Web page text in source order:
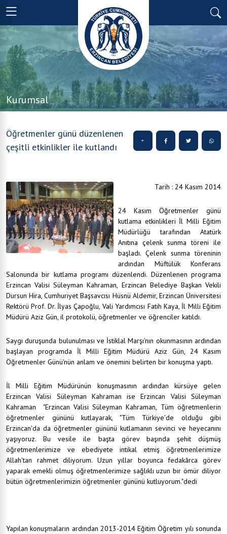
Kurumsal
Öğretmenler günü düzenlenen
çeşitli etkinlikler ile kutlandı
Tarih : 24 Kasım 2014
24 Kasım Öğretmenler günü
kutlama etkinlikleri İl Milli Eğitim
Müdürlüğü tarafından Atatürk
Anıtına çelenk sunma töreni ile
başladı. Çelenk sunma töreninin
ardından Müftülük Konferans
Salonunda bir kutlama programı düzenlendi. Düzenlenen programa
Erzincan Valisi Süleyman Kahraman, Erzincan Belediye Başkan Vekili
Dursun Hira, Cumhuriyet Başsavcısı Hüsnü Aldemir, Erzincan Üniversitesi
Rektörü Prof. Dr. İlyas Çapoğlu, Vali Yardımcısı Fatih Kaya, İl Milli Eğitim
Müdürü Aziz Gün, il protokolü, öğretmenler ve öğrenciler katıldı.
Saygı duruşunda bulunulması ve İstiklal Marşı'nın okunmasının ardından
başlayan programda İl Milli Eğitim Müdürü Aziz Gün, 24 Kasım
Öğretmenler Günü'nün anlam ve önemini belirten bir konuşma yaptı.
İl Milli Eğitim Müdürünün konuşmasının ardından kürsüye gelen
Erzincan Valisi Süleyman Kahraman ise Erzincan Valisi Süleyman
Kahraman "Erzincan ValisiSüleyman Kahraman, Tüm öğretmenlerin
öğretmenler gününü kutlayarak, "Tüm Türkiye'de olduğu gibi
Erzincan'da da öğretmenler gününü kutlamanın sevinci ve heyecanını
yaşıyoruz. Bu vesile ile başta görev başında şehit düşmüş
öğretmenlerimize ve ebediyete intikal etmiş öğretmenlerimize
Allah'tan rahmet diliyorum. Uzun yıllar boyunca fedakârca görev
yaparak emekli olmuş öğretmenlerimize sağlıklı uzun bir ömür diliyor
bütün öğretmenlerimizin öğretmenler gününü kutluyorum."dedi
Yapılan konuşmaların ardından 2013-2014 Eğitim Öğretim yılı sonunda